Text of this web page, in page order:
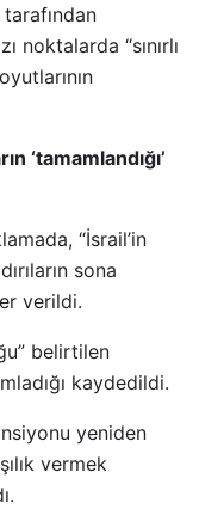
noktalarda “sınırlı
‘tamamlandığı’
“İsrail’in
sona
verildi.
belirtilen
kaydedildi.
yeniden
vermek